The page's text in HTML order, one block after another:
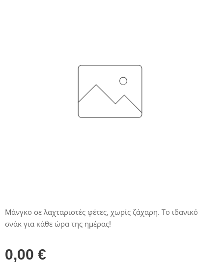
Μάνγκο σε λαχταριστές φέτες, χωρίς ζάχαρη. Το ιδανικό
σνάκ για κάθε ώρα της ημέρας!
0,00 €